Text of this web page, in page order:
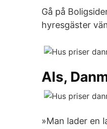
Gå på
hyresgäster
Als,
»Man lader en